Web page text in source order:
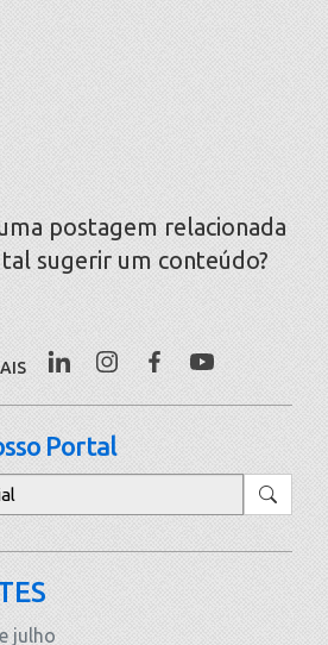
postagem relacionada
sugerir um conteúdo?
Portal
julho